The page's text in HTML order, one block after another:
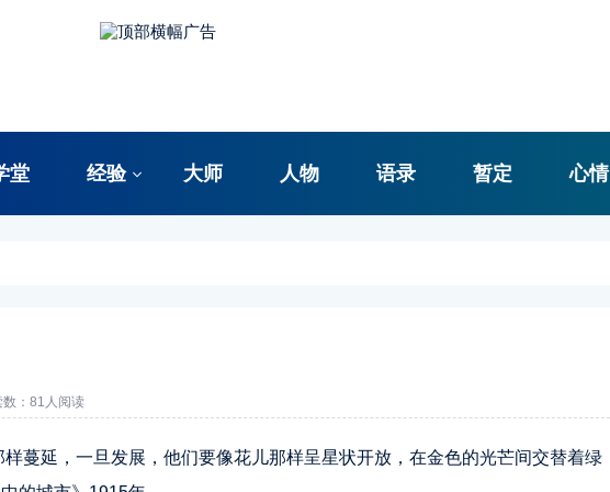
堂 经验 大师 人物 语录 暂定 心情
： 81人阅读
蔓延，一旦发展，他们要像花儿那样呈星状开放，在金色的光芒间交替着绿